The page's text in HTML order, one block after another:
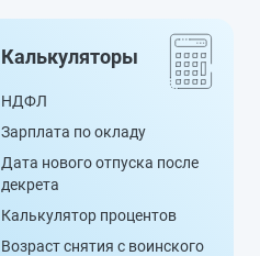
Калькуляторы
НДФЛ
Зарплата по окладу
Дата нового отпуска после
декрета
Калькулятор процентов
Возраст снятия с воинского